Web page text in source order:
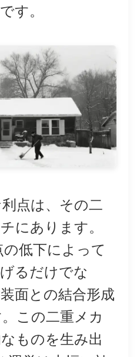
す。
点は、その二
にあります。
低下によって
るだけでな
面との結合形成
この二重メカ
ものを生み出